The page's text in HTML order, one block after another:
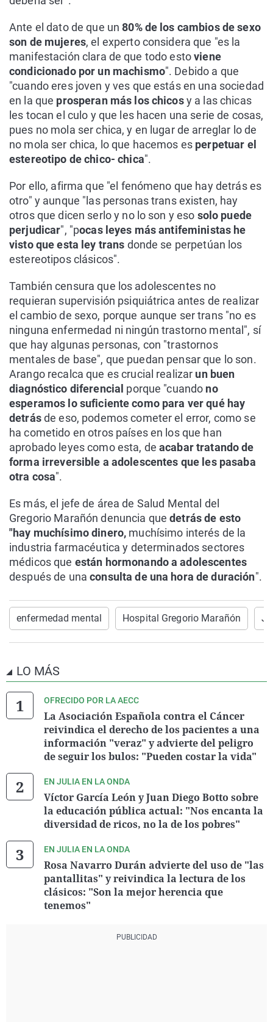
Ante el dato de que un80% de los cambios de sexo
son de mujeres, el experto considera que "es la
manifestación clara de que todo estoviene
condicionado por un machismo". Debido a que
"cuando eres joven y ves que estás en una sociedad
en la que prosperan más los chicosy a las chicas
les tocan el culo y que les hacen una serie de cosas,
pues no mola ser chica, y en lugar de arreglar lo de
no mola ser chica, lo que hacemos es perpetuar el
estereotipo de chico- chica".
Por ello, afirma que "el fenómeno que hay detrás es
otro" y aunque "las personas trans existen, hay
otros que dicen serlo y no lo son y eso solo puede
perjudicar", "pocas leyes más antifeministas he
visto que esta ley trans donde se perpetúan los
estereotipos clásicos".
También censura que los adolescentes no
requieran supervisión psiquiátrica antes de realizar
el cambio de sexo, porque aunque ser trans "no es
ninguna enfermedad ni ningún trastorno mental", sí
que hay algunas personas, con "trastornos
mentales de base", que puedan pensar que lo son.
Arango recalca que es crucial realizar un buen
diagnóstico diferencial porque "cuando no
esperamos lo suficiente como para ver qué hay
detrásde eso, podemos cometer el error, como se
ha cometido en otros países en los que han
aprobado leyes como esta, deacabar tratando de
forma irreversible a adolescentes que les pasaba
otra cosa".
Es más, el jefe de área de Salud Mental del
Gregorio Marañón denuncia quedetrás de esto
"hay muchísimo dinero, muchísimo interés de la
industria farmacéutica y determinados sectores
médicos que están hormonando a adolescentes
después de unaconsulta de una hora de duración".
enfermedad mental Hospital Gregorio Marañón
LO MÁS
OFRECIDO POR LA AECC
La Asociación Española contra el Cáncer
reivindica el derecho de los pacientes a una
información "veraz" y advierte del peligro
de seguir los bulos: "Pueden costar la vida"
EN JULIA EN LA ONDA
Víctor García León y Juan Diego Botto sobre
la educación pública actual: "Nos encanta la
diversidad de ricos, no la de los pobres"
EN JULIA EN LA ONDA
Rosa Navarro Durán advierte del uso de "las
pantallitas" y reivindica la lectura de los
clásicos: "Son la mejor herencia que
tenemos"